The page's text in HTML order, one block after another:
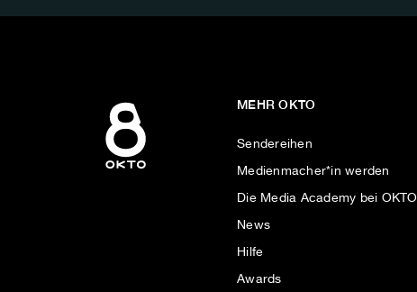
MEHR OKTO
Sendereihen
Medienmacher*in werden
Die Media Academy bei OKTO
News
Hilfe
Awards